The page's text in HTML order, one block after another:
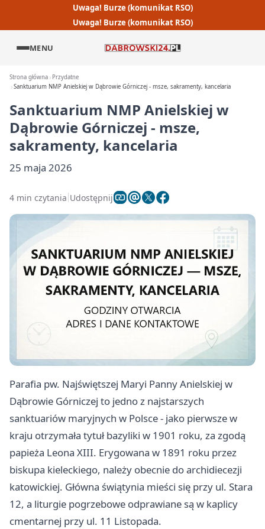
Uwaga! Burze (komunikat RSO)
Uwaga! Burze (komunikat RSO)
MENU
Strona główna
Przydatne
Sanktuarium NMP Anielskiej w Dąbrowie Górniczej - msze, sakramenty, kancelaria
Sanktuarium NMP Anielskiej w
Dąbrowie Górniczej - msze,
sakramenty, kancelaria
25 maja 2026
4 min czytania Udostępnij
Parafia pw. Najświętszej Maryi Panny Anielskiej w
Dąbrowie Górniczej to jedno z najstarszych
sanktuariów maryjnych w Polsce - jako pierwsze w
kraju otrzymała tytuł bazyliki w 1901 roku, za zgodą
papieża Leona XIII. Erygowana w 1891 roku przez
biskupa kieleckiego, należy obecnie do archidiecezji
katowickiej. Główna świątynia mieści się przy ul. Stara
12, a liturgie pogrzebowe odprawiane są w kaplicy
cmentarnej przy ul. 11 Listopada.